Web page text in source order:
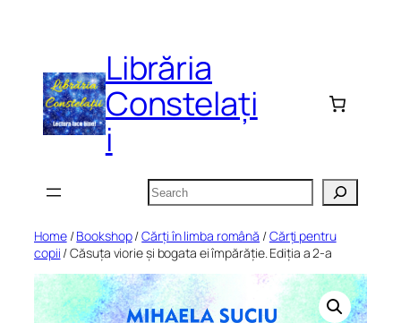
Librăria
Constelați
i
Search
Home/Bookshop/Cărți în limba română /Cărți pentru
copii / Căsuța viorie și bogata ei împărăție. Ediția a 2-a